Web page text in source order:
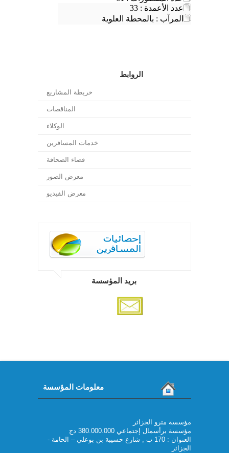
عدد الأعمدة : 33
المرآب : بالمحطة العلوية
الروابط
خريطة المشاريع
المناقصات
الوكلاء
خدمات المسافرين
فضاء الصحافة
معرض الصور
معرض الفيديو
بريد المؤسسة
معلومات المؤسسة
مؤسسة مترو الجزائر
مؤسسة برأسمال إجتماعي 380.000.000 دج
العنوان : 170 ب , شارع حسيبة بن بوعلي – الحامة -
الجزائر